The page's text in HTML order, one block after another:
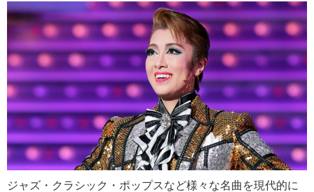
ジャズ・クラシック・ポップスなど様々な名曲を現代的に